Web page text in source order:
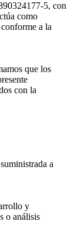
5, con
como
a la
que los
con la
a
y
o análisis